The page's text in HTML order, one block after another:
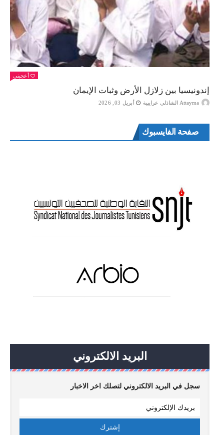
أعجبني
إندونيسيا بين زلازل الأرض وثبات الإيمان
Attayma الشاذلي عرايبية أبريل 03, 2026
صفحة الفايسبوك
البريد الالكتروني
سجل في البريد الالكتروني لتصلك اخر الاخبار